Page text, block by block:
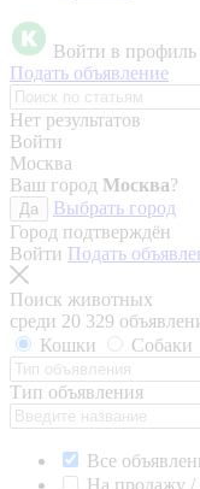
Войти в профиль
Подать объявление
Нет результатов
Войти
Москва
Ваш город Москва?
Да
Выбрать город
Город подтверждён
Войти Подать
Поиск животных
среди 20 329
Кошки
Собаки
Тип объявления
Все
На продажу /